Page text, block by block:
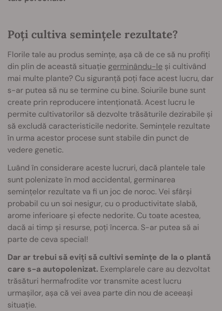
Poți cultiva semințele rezultate?
Florile tale au produs semințe, așa că de ce să nu profiți
din plin de această situație germinându-le și cultivând
mai multe plante? Cu siguranță poți face acest lucru, dar
s-ar putea să nu se termine cu bine. Soiurile bune sunt
create prin reproducere intenționată. Acest lucru le
permite cultivatorilor să dezvolte trăsăturile dezirabile și
să excludă caracteristicile nedorite. Semințele rezultate
în urma acestor procese sunt stabile din punct de
vedere genetic.
Luând în considerare aceste lucruri, dacă plantele tale
sunt polenizate în mod accidental, germinarea
semințelor rezultate va fi un joc de noroc. Vei sfârși
probabil cu un soi nesigur, cu o productivitate slabă,
arome inferioare și efecte nedorite. Cu toate acestea,
dacă ai timp și resurse, poți încerca. S-ar putea să ai
parte de ceva special!
Dar ar trebui să eviți să cultivi semințe de la o plantă
care s-a autopolenizat. Exemplarele care au dezvoltat
trăsături hermafrodite vor transmite acest lucru
urmașilor, așa că vei avea parte din nou de aceeași
situație.